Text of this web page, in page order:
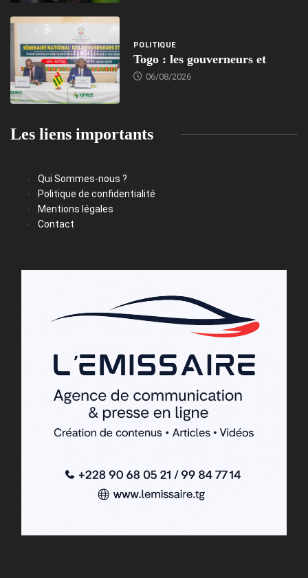
POLITIQUE
Togo : les gouverneurs et
06/08/2026
Les liens importants
Qui Sommes-nous ?
Politique de confidentialité
Mentions légales
Contact